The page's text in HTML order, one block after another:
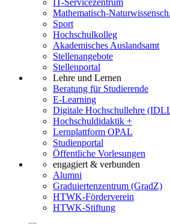
IT-Servicezentrum
Mathematisch-
Sport
Hochschulkolleg
Akademisches Auslandsamt
Stellenangebote
Stellenportal
Lehre und Lernen
Beratung für Studierende
E-Learning
Digitale Hochschullehre
Hochschuldidaktik +
Lernplattform OPAL
Studienportal
Öffentliche Vorlesungen
engagiert & verbunden
Alumni
Graduiertenzentrum (GradZ)
HTWK-Förderverein
HTWK-Stiftung